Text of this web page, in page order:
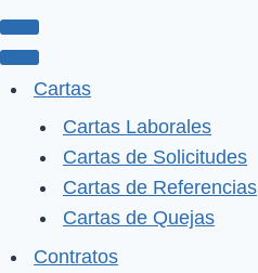
Menú
de
navegación
Menú
de
navegación
Cartas
Cartas Laborales
Cartas de Solicitudes
Cartas de Referencias
Cartas de Quejas
Contratos